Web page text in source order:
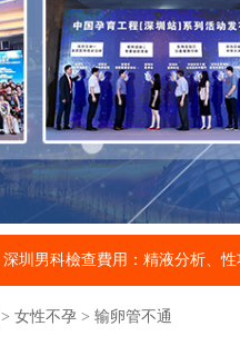
深圳男科檢查費用：精液分析、
> 女性不孕 > 输卵管不通